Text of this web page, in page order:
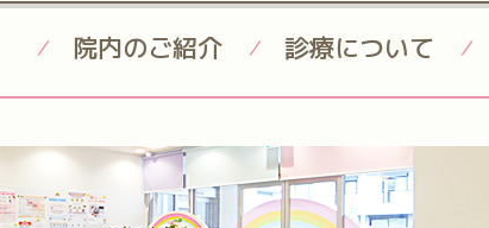
/ 院内のご紹介 / 診療について /